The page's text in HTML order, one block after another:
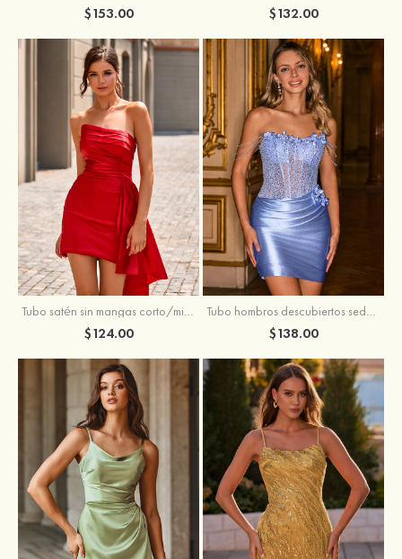
$153.00 $132.00
Tubo satén sin mangas corto/mini vestido para homecoming
$124.00
Tubo hombros descubiertos seda como el satén corto vestido para homecoming
$138.00